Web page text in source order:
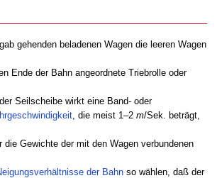
gehenden beladenen Wagen die leeren Wagen
Ende der Bahn angeordnete Triebrolle oder
Seilscheibe wirkt eine Band- oder
, die meist 1–2 m/Sek. beträgt,
Gewichte der mit den Wagen verbundenen
der Bahn so wählen, daß der